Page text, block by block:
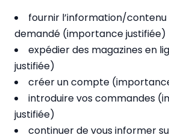
fournir l’information/contenu
demandé (importance justifiée)
expédier des magazines en
justifiée)
créer un compte
introduire vos commandes
justifiée)
continuer de vous informer